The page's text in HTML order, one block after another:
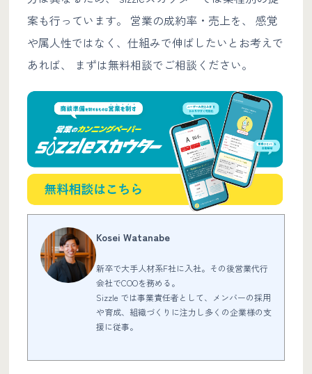
案も行っています。 営業の成約率・売上を、 感覚
や属人性ではなく、仕組みで伸ばしたいとお考えで
あれば、 まずは無料相談でご相談ください。
Kosei Watanabe
新卒で大手人材系F社に入社。その後営業代行
会社でCOOを務める。
Sizzle では事業責任者として、メンバーの採用
や育成、組織づくりに注力し多くの企業様の支
援に従事。